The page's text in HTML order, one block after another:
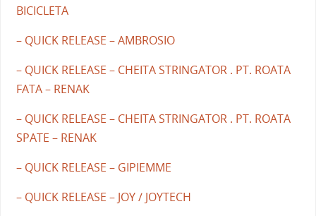
BICICLETA
– QUICK RELEASE – AMBROSIO
– QUICK RELEASE – CHEITA STRINGATOR . PT. ROATA
FATA – RENAK
– QUICK RELEASE – CHEITA STRINGATOR . PT. ROATA
SPATE – RENAK
– QUICK RELEASE – GIPIEMME
– QUICK RELEASE – JOY / JOYTECH